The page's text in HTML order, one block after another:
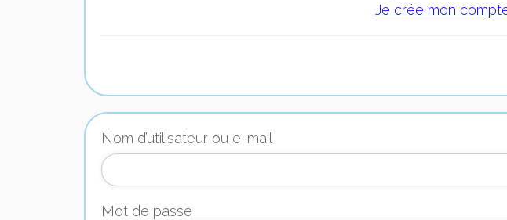
Je crée mon
Nom d’utilisateur ou e-mail
Mot de passe